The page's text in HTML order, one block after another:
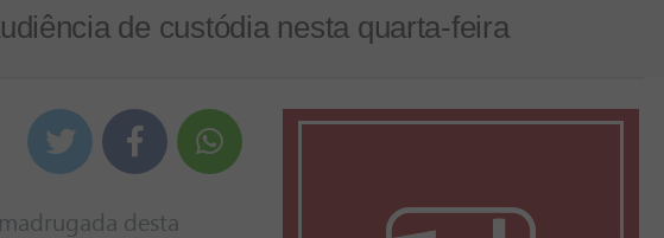
de custódia nesta quarta-feira
desta